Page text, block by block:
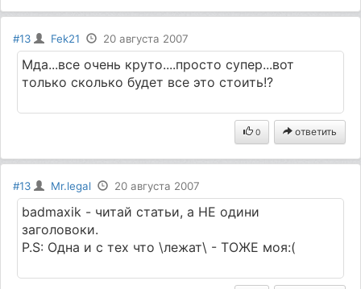
#13 Fek21 20 августа 2007
Мда...все очень круто....просто супер...вот
только сколько будет все это стоить!?
0 ответить
#13 Mr.legal 20 августа 2007
badmaxik - читай статьи, а НЕ одини
заголовоки.
P.S: Одна и с тех что \лежат\ - ТОЖЕ моя:(